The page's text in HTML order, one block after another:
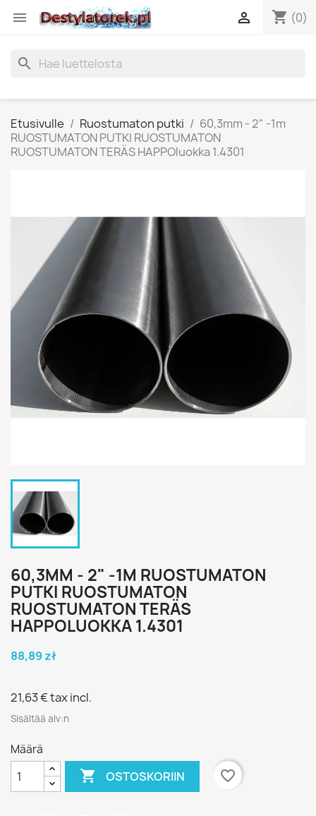
 shopping_cart (0)

search
Etusivulle Ruostumaton putki
60,3mm - 2" -1m
RUOSTUMATON PUTKI RUOSTUMATON
RUOSTUMATON TERÄS HAPPOluokka 1.4301
60,3MM - 2" -1M RUOSTUMATON
PUTKI RUOSTUMATON
RUOSTUMATON TERÄS
HAPPOLUOKKA 1.4301
88,89 zł
21,63 €tax incl.
Sisältää alv:n
Määrä
 OSTOSKORIIN favorite_border